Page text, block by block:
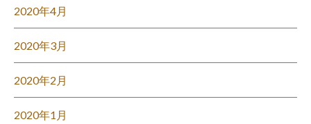
2020年4月
2020年3月
2020年2月
2020年1月